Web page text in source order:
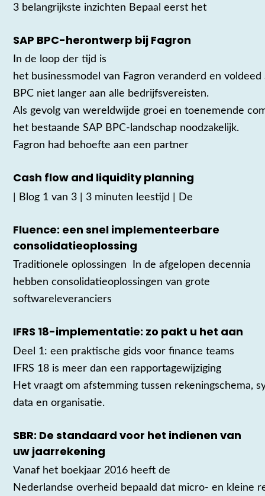
3 belangrijkste inzichten Bepaal eerst het
SAP BPC-herontwerp bij Fagron
In de loop der tijd is
het businessmodel van Fagron veranderd en voldeed
BPC niet langer aan alle bedrijfsvereisten.
Als gevolg van wereldwijde groei en toenemende
het bestaande SAP BPC-landschap noodzakelijk.
Fagron had behoefte aan een partner
Cash flow and liquidity planning
| Blog 1 van 3 | 3 minuten leestijd | De
Fluence: een snel implementeerbare
consolidatieoplossing
Traditionele oplossingen In de afgelopen decennia
hebben consolidatieoplossingen van grote
softwareleveranciers
IFRS 18-implementatie: zo pakt u het aan
Deel 1: een praktische gids voor finance teams
IFRS 18 is meer dan een rapportagewijziging
Het vraagt om afstemming tussen rekeningschema,
data en organisatie.
SBR: De standaard voor het indienen van
uw jaarrekening
Vanaf het boekjaar 2016 heeft de
Nederlandse overheid bepaald dat micro- en kleine